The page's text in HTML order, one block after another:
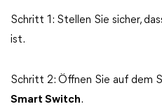
Schritt 1: Stellen Sie sicher,
ist.
Schritt 2: Öffnen Sie auf dem
Smart Switch.